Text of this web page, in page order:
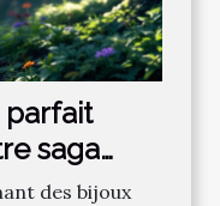
parfait
saga
? des bijoux